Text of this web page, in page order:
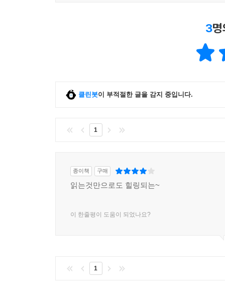
3
클린봇이 부적절한 글을 감지 중입니다.
1
종이책 구매
읽는것만으로도 힐링되는~
이 한줄평이 도움이 되었나요?
1